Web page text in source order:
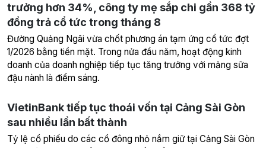
trưởng hơn 34%, công ty mẹ sắp chi gần 368 tỷ
đồng trả cổ tức trong tháng 8
Đường Quảng Ngãi vừa chốt phương án tạm ứng cổ tức đợt
1/2026 bằng tiền mặt. Trong nửa đầu năm, hoạt động kinh
doanh của doanh nghiệp tiếp tục tăng trưởng với mảng sữa
đậu nành là điểm sáng.
VietinBank tiếp tục thoái vốn tại Cảng Sài Gòn
sau nhiều lần bất thành
Tỷ lệ cổ phiếu do các cổ đông nhỏ nắm giữ tại Cảng Sài Gòn